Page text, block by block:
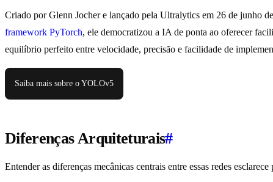
Criado por Glenn Jocher e lançado pela Ultralytics em 26 de junho
framework PyTorch, ele democratizou a IA de ponta ao oferecer
equilíbrio perfeito entre velocidade, precisão e facilidade de
Saiba mais sobre o YOLOv5
Diferenças Arquiteturais#
Entender as diferenças mecânicas centrais entre essas redes